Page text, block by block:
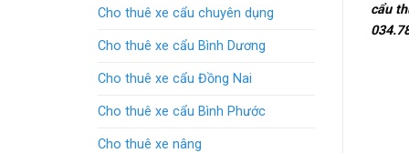
Cho thuê xe cẩu chuyên dụng
Cho thuê xe cẩu Bình Dương
Cho thuê xe cẩu Đồng Nai
Cho thuê xe cẩu Bình Phước
Cho thuê xe nâng
cẩu